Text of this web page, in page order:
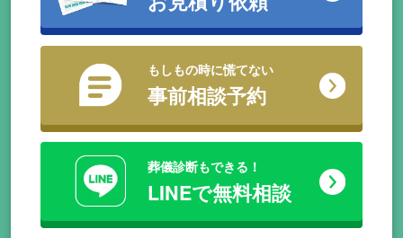
もしもの時に慌てない
事前相談予約
葬儀診断もできる！
LINEで無料相談